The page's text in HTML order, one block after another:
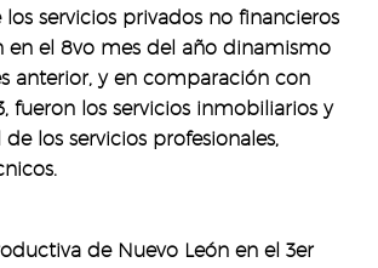
los servicios privados no financieros
en el 8vo mes del año dinamismo
anterior, y en comparación con
fueron los servicios inmobiliarios y
los servicios profesionales,
de Nuevo León en el 3er